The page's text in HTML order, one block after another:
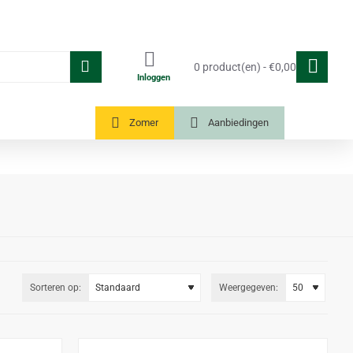
Inloggen
0 product(en) - €0,00
Zomer Aanbiedingen
Sorteren op: Weergegeven: